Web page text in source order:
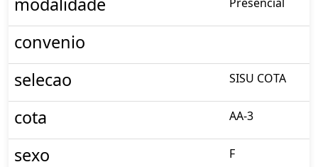
convenio
selecao
SISU COTA
cota AA-3
sexo F